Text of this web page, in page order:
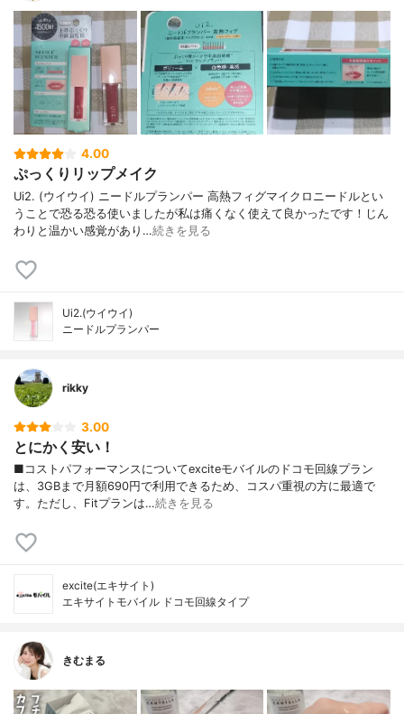
4.00
ぷっくりリップメイク
Ui2. (ウイウイ) ニードルプランパー 高熱フィグマイクロニードルとい
うことで恐る恐る使いましたが私は痛くなく使えて良かったです！じん
わりと温かい感覚があり…続きを見る
Ui2.(ウイウイ)
ニードルプランパー
rikky
3.00
とにかく安い！
■コストパフォーマンスについてexciteモバイルのドコモ回線プラン
は、3GBまで月額690円で利用できるため、コスパ重視の方に最適で
す。ただし、Fitプランは…続きを見る
excite(エキサイト)
エキサイトモバイル ドコモ回線タイプ
きむまる